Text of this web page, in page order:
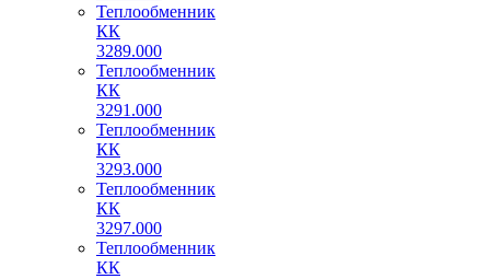
Теплообменник
КК
3289.000
Теплообменник
КК
3291.000
Теплообменник
КК
3293.000
Теплообменник
КК
3297.000
Теплообменник
КК